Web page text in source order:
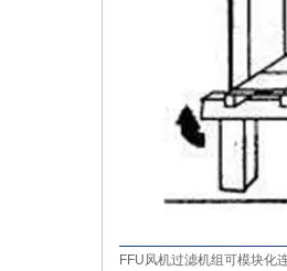
FFU风机过滤机组可模块化